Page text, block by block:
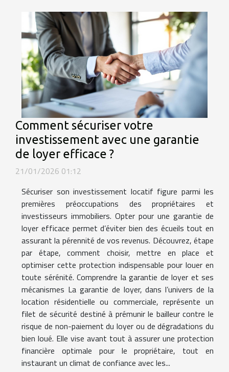
Comment sécuriser votre
investissement avec une garantie
de loyer efficace ?
21/01/2026 01:12
Sécuriser son investissement locatif figure parmi les
premières préoccupations des propriétaires et
investisseurs immobiliers. Opter pour une garantie de
loyer efficace permet d’éviter bien des écueils tout en
assurant la pérennité de vos revenus. Découvrez, étape
par étape, comment choisir, mettre en place et
optimiser cette protection indispensable pour louer en
toute sérénité. Comprendre la garantie de loyer et ses
mécanismes La garantie de loyer, dans l’univers de la
location résidentielle ou commerciale, représente un
filet de sécurité destiné à prémunir le bailleur contre le
risque de non-paiement du loyer ou de dégradations du
bien loué. Elle vise avant tout à assurer une protection
financière optimale pour le propriétaire, tout en
instaurant un climat de confiance avec les...